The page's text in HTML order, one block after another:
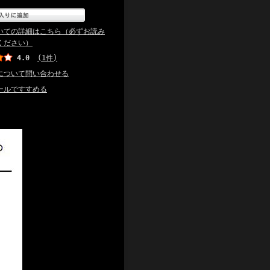
ての詳細はこちら（必ずお読み
さい）
4.0
(1件)
ついて問い合わせる
ルですすめる